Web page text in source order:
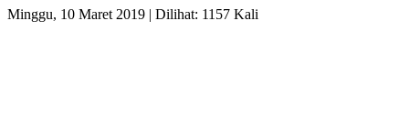
Minggu, 10 Maret 2019 | Dilihat: 1157 Kali